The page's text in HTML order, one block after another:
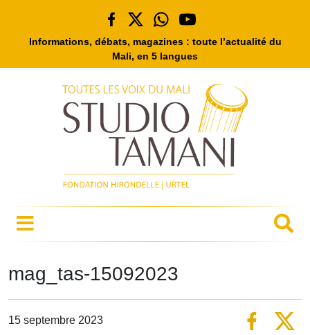
Informations, débats, magazines : toute l’actualité du
Mali, en 5 langues
mag_tas-15092023
15 septembre 2023